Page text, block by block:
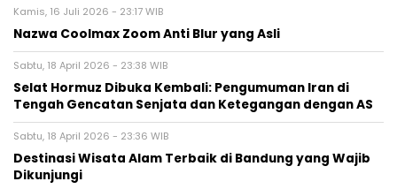
Kamis, 16 Juli 2026 - 23:17 WIB
Nazwa Coolmax Zoom Anti Blur yang Asli
Sabtu, 18 April 2026 - 23:38 WIB
Selat Hormuz Dibuka Kembali: Pengumuman Iran di
Tengah Gencatan Senjata dan Ketegangan dengan AS
Sabtu, 18 April 2026 - 23:36 WIB
Destinasi Wisata Alam Terbaik di Bandung yang Wajib
Dikunjungi